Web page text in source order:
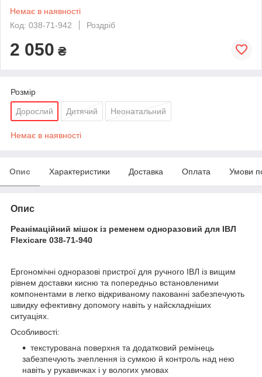
Немає в наявності
Код: 038-71-942
Роздріб
2 050 ₴
Розмір
Дорослий Дитячий Неонатальний
Немає в наявності
Опис Характеристики Доставка Оплата Умови
Опис
Реанімаційний мішок із ременем одноразовий для ІВЛ
Flexicare 038-71-940
Ергономічні одноразові пристрої для ручного ІВЛ із вищим
рівнем доставки кисню та попередньо встановленими
компонентами в легко відкриваному пакованні забезпечують
швидку ефективну допомогу навіть у найскладніших
ситуаціях.
Особливості:
текстурована поверхня та додатковий ремінець
забезпечують зчеплення із сумкою й контроль над нею
навіть у рукавичках і у вологих умовах